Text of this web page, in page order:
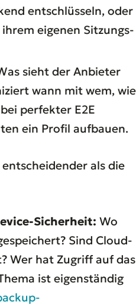
entschlüsseln, oder
eigenen Sitzungs-
sieht der Anbieter
wann mit wem, wie
perfekter E2E
ein Profil aufbauen.
als die
Sicherheit: Wo
Sind Cloud-
Wer hat Zugriff auf das
ist eigenständig